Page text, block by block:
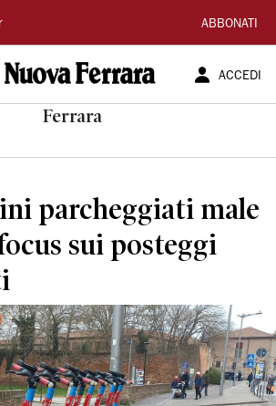
ABBONATI
ACCEDI
Ferrara
parcheggiati male
sui posteggi